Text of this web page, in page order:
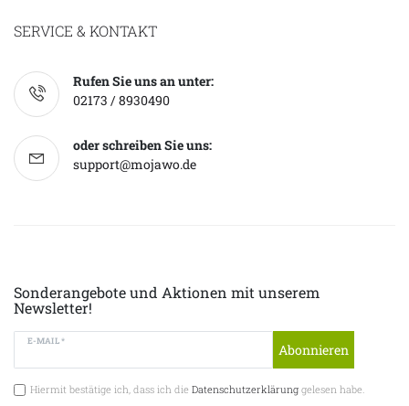
SERVICE & KONTAKT
Rufen Sie uns an unter:
02173 / 8930490
oder schreiben Sie uns:
support@mojawo.de
Sonderangebote und Aktionen mit unserem
Newsletter!
E-MAIL *
Abonnieren
Hiermit bestätige ich, dass ich die Datenschutzerklärunggelesen habe.